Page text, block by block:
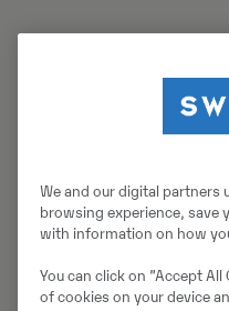
presentationer och
— Vi har valt DriveLab/
strategiskt placerat
där vi verkligen kan
We and our digital partners
browsing experience, save
with information on how
You can click on ”Accept
of cookies on your device